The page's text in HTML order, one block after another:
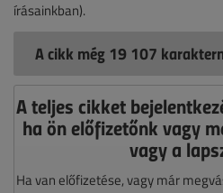
írásainkban).
A cikk még 19 107
A teljes cikket
ha ön előfizetőnk vagy
vagy a
Ha van előfizetése, vagy már